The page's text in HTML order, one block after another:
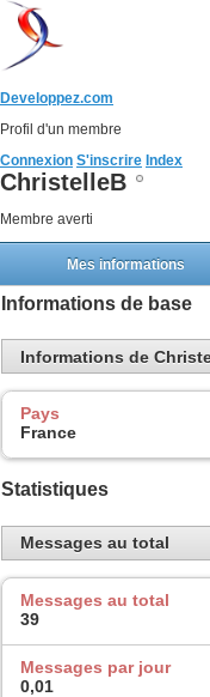
Developpez.com
Profil d'un membre
Connexion S'inscrire Index
ChristelleB
Membre averti
Mes informations
Informations de base
Informations de
Pays
France
Statistiques
Messages au total
Messages au total
39
Messages par jour
0,01